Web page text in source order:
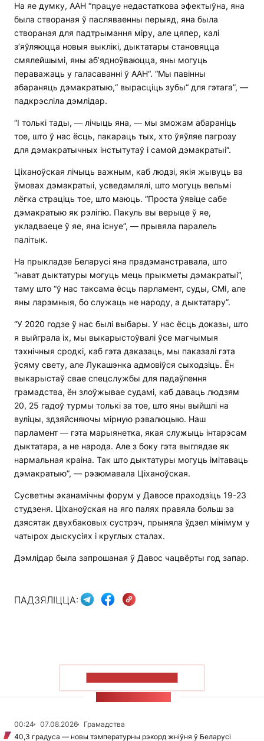
На яе думку, ААН “працуе недастаткова эфектыўна, яна
была створаная ў пасляваенны перыяд, яна была
створаная для падтрымання міру, але цяпер, калі
з’яўляюцца новыя выклікі, дыктатары становяцца
смялейшымі, яны аб’ядноўваюцца, яны могуць
пераважаць у галасаванні ў ААН“. “Мы павінны
абараняць дэмакратыю,“ вырасціць зубы“ для гэтага”, —
падкрэсліла дэмлідар.
“І толькі тады, — лічыць яна, — мы зможам абараніць
тое, што ў нас ёсць, пакараць тых, хто ўяўляе пагрозу
для дэмакратычных інстытутаў і самой дэмакратыі“.
Ціханоўская лічыць важным, каб людзі, якія жывуць ва
ўмовах дэмакратыі, усведамлялі, што могуць вельмі
лёгка страціць тое, што маюць. “Проста ўявіце сабе
дэмакратыю як рэлігію. Пакуль вы верыце ў яе,
укладваеце ў яе, яна існуе”, — прывяла паралель
палітык.
На прыкладзе Беларусі яна прадэманстравала, што
“нават дыктатуры могуць мець прыкметы дэмакратыі“,
таму што “ў нас таксама ёсць парламент, суды, СМІ, але
яны ларэмныя, бо служаць не народу, а дыктатару”.
“У 2020 годзе ў нас былі выбары. У нас ёсць доказы, што
я выйграла іх, мы выкарыстоўвалі ўсе магчымыя
тэхнічныя сродкі, каб гэта даказаць, мы паказалі гэта
ўсяму свету, але Лукашэнка адмовіўся сыходзіць. Ён
выкарыстаў свае спецслужбы для падаўлення
грамадства, ён злоўжывае судамі, каб даваць людзям
20, 25 гадоў турмы толькі за тое, што яны выйшлі на
вуліцы, здзяйсняючы мірную рэвалюцыю. Наш
парламент — гэта марыянетка, якая служыць інтарэсам
дыктатара, а не народа. Але з боку гэта выглядае як
нармальная краіна. Так што дыктатуры могуць імітаваць
дэмакратыю”, — рэзюмавала Ціханоўская.
Сусветны эканамічны форум у Давосе праходзіць 19-23
студзеня. Ціханоўская на яго палях правяла больш за
дзясятак двухбаковых сустрэч, прыняла ўдзел мінімум у
чатырох дыскусіях і круглых сталах.
Дэмлідар была запрошаная ў Давос чацвёрты год запар.
ПАДЗЯЛІЦЦА:
00:24 07.08.2026
Грамадства
40,3 градуса — новы тэмпературны рэкорд жніўня ў Беларусі